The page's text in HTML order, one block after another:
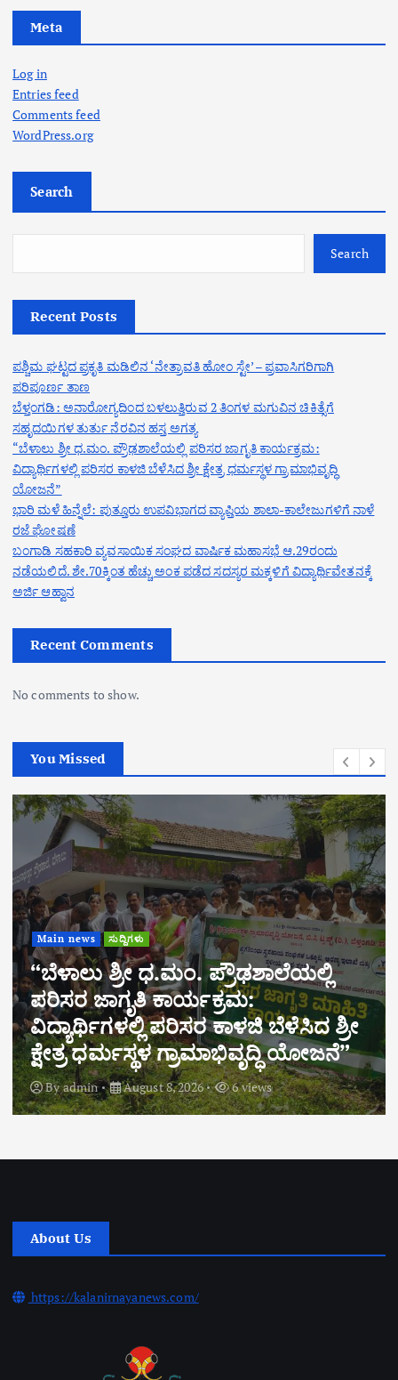
Meta
Log in
Entries feed
Comments feed
WordPress.org
Search
Search
Recent Posts
ಪಶ್ಚಿಮ ಘಟ್ಟದ ಪ್ರಕೃತಿ ಮಡಿಲಿನ ‘ನೇತ್ರಾವತಿ ಹೋಂ ಸ್ಟೇ’ – ಪ್ರವಾಸಿಗರಿಗಾಗಿ
ಪರಿಪೂರ್ಣ ತಾಣ
ಬೆಳ್ತಂಗಡಿ: ಅನಾರೋಗ್ಯದಿಂದ ಬಳಲುತ್ತಿರುವ 2 ತಿಂಗಳ ಮಗುವಿನ ಚಿಕಿತ್ಸೆಗೆ
ಸಹೃದಯಿಗಳ ತುರ್ತು ನೆರವಿನ ಹಸ್ತ ಅಗತ್ಯ
“ಬೆಳಾಲು ಶ್ರೀ ಧ.ಮಂ. ಪ್ರೌಢಶಾಲೆಯಲ್ಲಿ ಪರಿಸರ ಜಾಗೃತಿ ಕಾರ್ಯಕ್ರಮ:
ವಿದ್ಯಾರ್ಥಿಗಳಲ್ಲಿ ಪರಿಸರ ಕಾಳಜಿ ಬೆಳೆಸಿದ ಶ್ರೀ ಕ್ಷೇತ್ರ ಧರ್ಮಸ್ಥಳ ಗ್ರಾಮಾಭಿವೃದ್ಧಿ
ಯೋಜನೆ”
ಭಾರಿ ಮಳೆ ಹಿನ್ನೆಲೆ: ಪುತ್ತೂರು ಉಪವಿಭಾಗದ ವ್ಯಾಪ್ತಿಯ ಶಾಲಾ-ಕಾಲೇಜುಗಳಿಗೆ ನಾಳೆ
ರಜೆ ಘೋಷಣೆ
ಬಂಗಾಡಿ ಸಹಕಾರಿ ವ್ಯವಸಾಯಿಕ ಸಂಘದ ವಾರ್ಷಿಕ ಮಹಾಸಭೆ ಆ.29ರಂದು
ನಡೆಯಲಿದೆ. ಶೇ.70ಕ್ಕಿಂತ ಹೆಚ್ಚು ಅಂಕ ಪಡೆದ ಸದಸ್ಯರ ಮಕ್ಕಳಿಗೆ ವಿದ್ಯಾರ್ಥಿವೇತನಕ್ಕೆ
ಅರ್ಜಿ ಆಹ್ವಾನ
Recent Comments
No comments to show.
You Missed
Main news ಸುದ್ದಿಗಳು
“ಬೆಳಾಲು ಶ್ರೀ ಧ.ಮಂ. ಪ್ರೌಢಶಾಲೆಯಲ್ಲಿ
ಪರಿಸರ ಜಾಗೃತಿ ಕಾರ್ಯಕ್ರಮ:
ವಿದ್ಯಾರ್ಥಿಗಳಲ್ಲಿ ಪರಿಸರ ಕಾಳಜಿ ಬೆಳೆಸಿದ ಶ್ರೀ
ಕ್ಷೇತ್ರ ಧರ್ಮಸ್ಥಳ ಗ್ರಾಮಾಭಿವೃದ್ಧಿ ಯೋಜನೆ”
Byadmin August 8, 2026 6 views
About Us
https://kalanirnayanews.com/